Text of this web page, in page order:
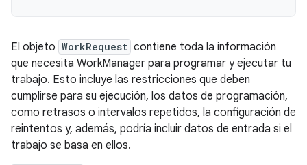
El objeto WorkRequest contiene toda la información
que necesita WorkManager para programar y ejecutar tu
trabajo. Esto incluye las restricciones que deben
cumplirse para su ejecución, los datos de programación,
como retrasos o intervalos repetidos, la configuración de
reintentos y, además, podría incluir datos de entrada si el
trabajo se basa en ellos.